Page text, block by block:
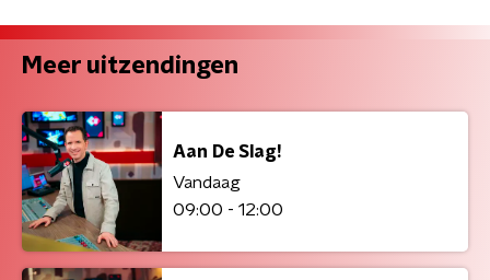
Meer uitzendingen
Aan De Slag!
Vandaag
09:00 - 12:00